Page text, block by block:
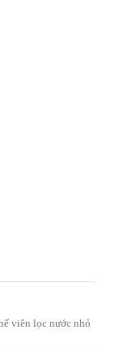
viên lọc nước nhỏ